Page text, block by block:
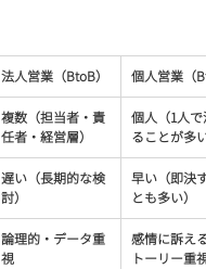
法人営業（BtoB） 個人営業（
複数（担当者・責
任者・経営層）
個人（1人で
ることが多い
遅い（長期的な検
討）
早い（即決す
とも多い）
論理的・データ重
視
感情に訴える
トーリー重視